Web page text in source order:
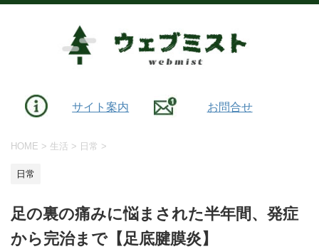
サイト案内 お問合せ
HOME > 生活 > 日常 >
日常
足の裏の痛みに悩まされた半年間、発症
から完治まで【足底腱膜炎】